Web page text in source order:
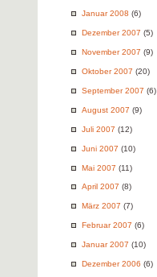
Januar 2008 (6)
Dezember 2007 (5)
November 2007 (9)
Oktober 2007 (20)
September 2007 (6)
August 2007 (9)
Juli 2007 (12)
Juni 2007 (10)
Mai 2007 (11)
April 2007 (8)
März 2007 (7)
Februar 2007 (6)
Januar 2007 (10)
Dezember 2006 (6)